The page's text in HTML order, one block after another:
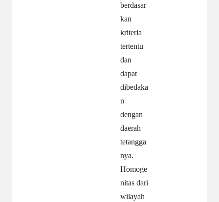
berdasar
kan
kriteria
tertentu
dan
dapat
dibedaka
n
dengan
daerah
tetangga
nya.
Homoge
nitas dari
wilayah